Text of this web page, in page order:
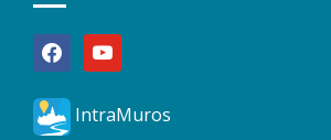
facebookyoutube
IntraMuros